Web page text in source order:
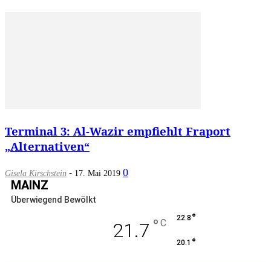
Terminal 3: Al-Wazir empfiehlt Fraport
„Alternativen“
Gisela Kirschstein - 17. Mai 2019 0
MAINZ
Überwiegend Bewölkt
21.7 ° C 22.8 °
20.1 °